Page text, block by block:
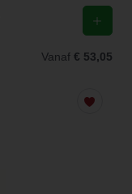
Vanaf € 53,05